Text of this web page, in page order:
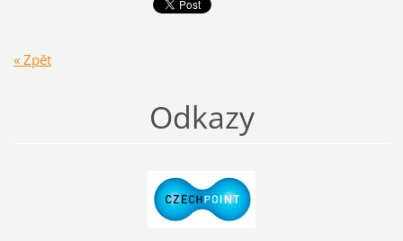
« Zpět
Odkazy